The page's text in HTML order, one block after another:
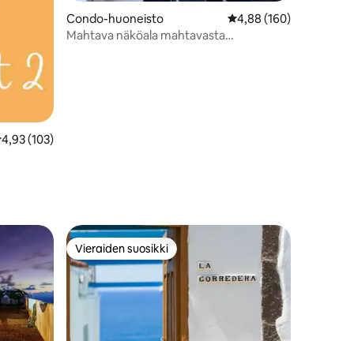
arvio 4,93/5, 103 arvostelua
4,93 (103)
Condo-huoneisto Keskimääräinen arvio
4,88 (160)
Mahtava näköala mahtavasta
Vieraiden suosikki
Vieraiden suosikki